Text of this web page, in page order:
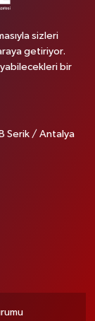
sizleri
getiriyor.
bir
Serik / Antalya